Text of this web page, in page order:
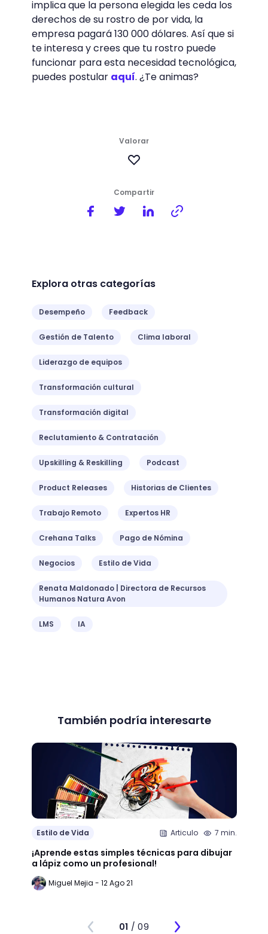
implica que la persona elegida les ceda los
derechos de su rostro de por vida, la
empresa pagará 130 000 dólares. Así que si
te interesa y crees que tu rostro puede
funcionar para esta necesidad tecnológica,
puedes postular aquí. ¿Te animas?
Compartir
Valorar
Explora otras categorías
Desempeño Feedback
Gestión de Talento Clima laboral
Liderazgo de equipos
Transformación cultural
Transformación digital
Reclutamiento & Contratación
Upskilling & Reskilling Podcast
Product Releases Historias de Clientes
Trabajo Remoto Expertos HR
Crehana Talks Pago de Nómina
Negocios Estilo de Vida
Renata Maldonado | Directora de Recursos
Humanos Natura Avon
LMS IA
También podría interesarte
Estilo de Vida Articulo 7 min.
¡Aprende estas simples técnicas para dibujar
a lápiz como un profesional!
Miguel Mejia - 12 Ago 21
01 / 09